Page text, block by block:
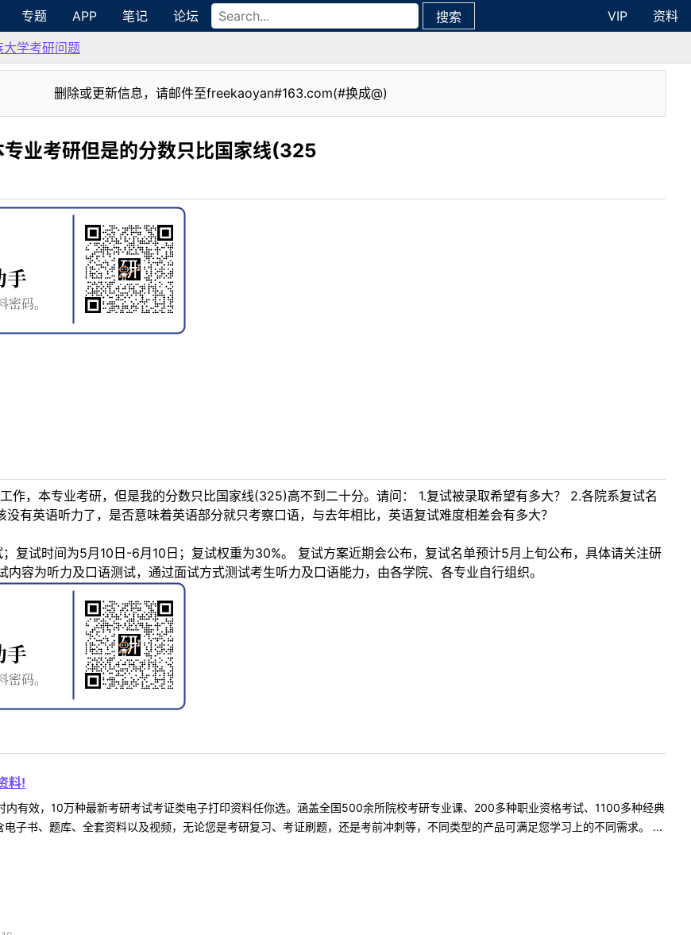
专题 APP 笔记 论坛 搜索 VIP
资料
大学考研问题
删除或更新信息，请邮件至freekaoyan#163.com(#换成@)
业考研但是的分数只比国家线(325
作，本专业考研，但是我的分数只比国家线(325)高不到二十分。请问： 1.复试被录取希望有多大？ 2.各院系复试名
有英语听力了，是否意味着英语部分就只考察口语，与去年相比，英语复试难度相差会有多大？
复试时间为5月10日-6月10日；复试权重为30%。 复试方案近期会公布，复试名单预计5月上旬公布，具体请关注研
容为听力及口语测试，通过面试方式测试考生听力及口语能力，由各学院、各专业自行组织。
料!
内有效，10万种最新考研考试考证类电子打印资料任你选。涵盖全国500余所院校考研专业课、200多种职业资格考试、1100多种经典
电子书、题库、全套资料以及视频，无论您是考研复习、考证刷题，还是考前冲刺等，不同类型的产品可满足您学习上的不同需求。 ...